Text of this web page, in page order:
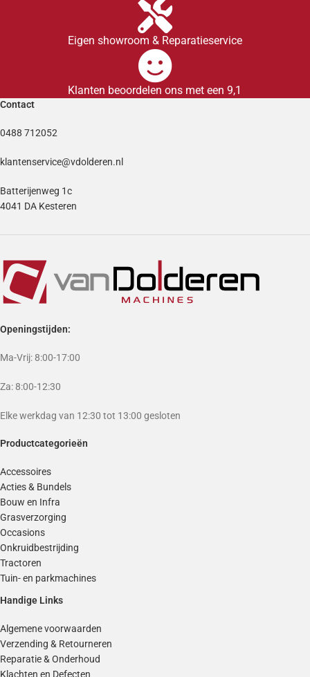
Eigen showroom & Reparatieservice
Klanten beoordelen ons met een 9,1
Contact
0488 712052
klantenservice@vdolderen.nl
Batterijenweg 1c
4041 DA Kesteren
Openingstijden:
Ma-Vrij: 8:00-17:00
Za: 8:00-12:30
Elke werkdag van 12:30 tot 13:00 gesloten
Productcategorieën
Accessoires
Acties & Bundels
Bouw en Infra
Grasverzorging
Occasions
Onkruidbestrijding
Tractoren
Tuin- en parkmachines
Handige Links
Algemene voorwaarden
Verzending & Retourneren
Reparatie & Onderhoud
Klachten en Defecten